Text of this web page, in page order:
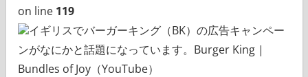
on line 119
イギリスでバーガーキング（BK）の広告キャンペー
ンがなにかと話題になっています。Burger King |
Bundles of Joy（YouTube）